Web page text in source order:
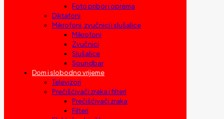
Foto pribor i oprema
Diktafoni
Mikrofoni, zvučnici i slušalice
Mikrofoni
Zvučnici
Slušalice
Soundbar
Dom i slobodno vrijeme
Televizori
Prečišćivači zraka i filteri
Prečišćivači zraka
Filteri